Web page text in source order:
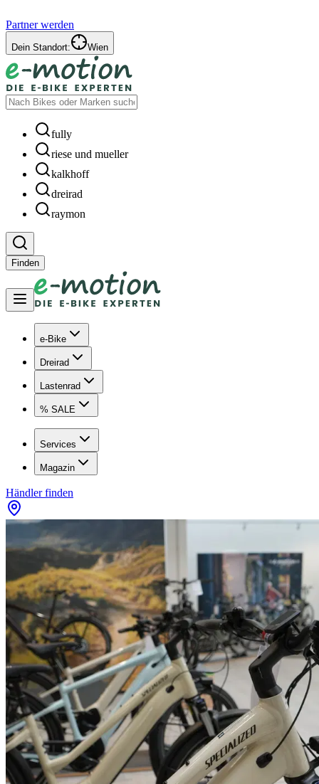
Partner werden
Dein Standort: Wien
fully
riese und mueller
kalkhoff
dreirad
raymon
Finden
e-Bike
Dreirad
Lastenrad
% SALE
Services
Magazin
Händler finden